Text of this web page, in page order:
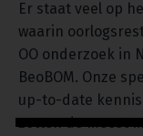
Er staat veel op
waarin
OO onderzoek in
BeoBOM. Onze
up-to-date
zetten de meest